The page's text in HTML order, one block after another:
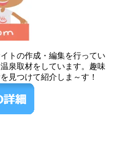
トの作成・編集を行ってい
泉取材をしています。趣味
見つけて紹介しま～す！